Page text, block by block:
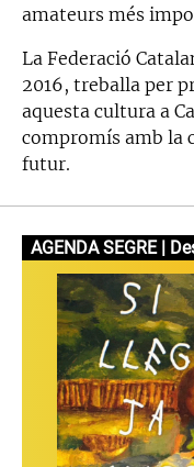
amateurs més
La Federació
2016, treballa per
aquesta cultura a
compromís amb la
futur.
AGENDA SEGRE |